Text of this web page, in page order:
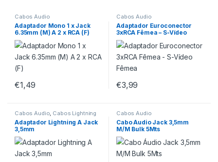
Cabos Áudio
Adaptador Mono 1 x Jack
6.35mm (M) A 2 x RCA (F)
€1,49
Cabos Áudio
Adaptador Euroconector
3xRCA Fêmea – S-Vídeo
Fêmea
€3,99
Cabos Áudio, Cabos Lightning
Adaptador Lightning A Jack
3,5mm
Cabos Áudio
Cabo Áudio Jack 3,5mm
M/M Bulk 5Mts